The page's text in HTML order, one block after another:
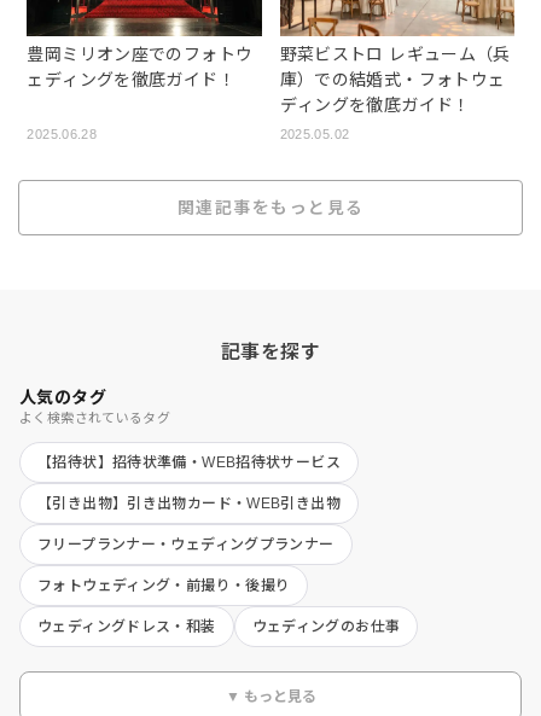
豊岡ミリオン座でのフォトウ
ェディングを徹底ガイド！
2025.06.28
野菜ビストロ レギューム（兵
庫）での結婚式・フォトウェ
ディングを徹底ガイド！
2025.05.02
関連記事をもっと見る
記事を探す
人気のタグ
よく検索されているタグ
【招待状】招待状準備・WEB招待状サービス
【引き出物】引き出物カード・WEB引き出物
フリープランナー・ウェディングプランナー
フォトウェディング・前撮り・後撮り
ウェディングドレス・和装 ウェディングのお仕事
▼ もっと見る